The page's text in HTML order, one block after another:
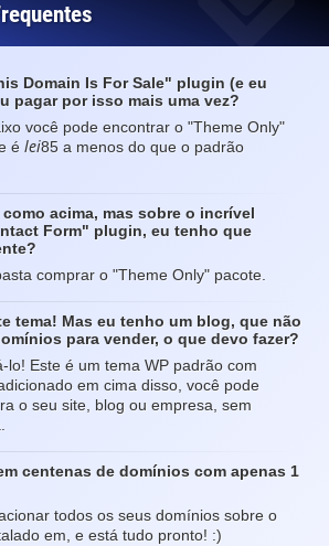
Domain Is For Sale" plugin (e eu
pagar por isso mais uma vez?
você pode encontrar o "Theme Only"
é lei85 a menos do que o padrão
acima, mas sobre o incrível
Form" plugin, eu tenho que
comprar o "Theme Only" pacote.
tema! Mas eu tenho um blog, que não
para vender, o que devo fazer?
lo! Este é um tema WP padrão com
em cima disso, você pode
o seu site, blog ou empresa, sem
centenas de domínios com apenas 1
todos os seus domínios sobre o
em, e está tudo pronto! :)